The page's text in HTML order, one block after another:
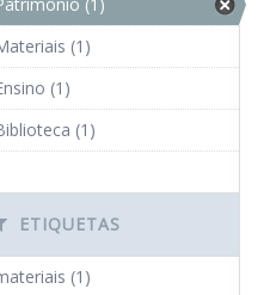
(1)
(1)
(1)
ETIQUETAS
(1)